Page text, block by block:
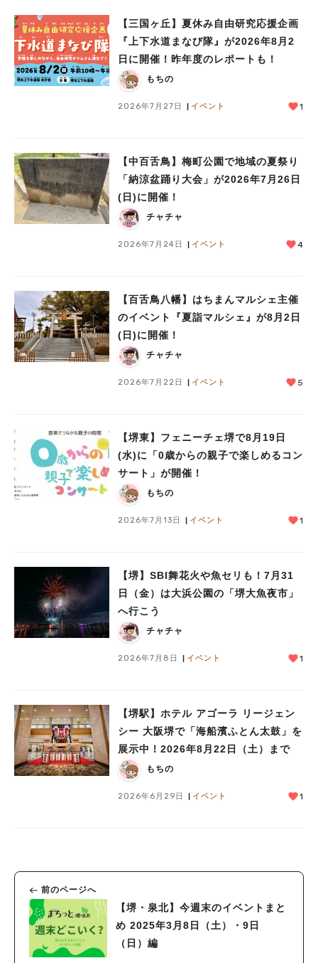
【三国ヶ丘】夏休み自由研究応援企画
『上下水道まなび隊』が2026年8月2
日に開催！昨年度のレポートも！
もちの
2026年7月27日 イベント 1
【中百舌鳥】梅町公園で地域の夏祭り
「納涼盆踊り大会」が2026年7月26日
(日)に開催！
チャチャ
2026年7月24日 イベント 4
【百舌鳥八幡】はちまんマルシェ主催
のイベント『夏詣マルシェ』が8月2日
(日)に開催！
チャチャ
2026年7月22日 イベント 5
【堺東】フェニーチェ堺で8月19日
(水)に「0歳からの親子で楽しめるコン
サート」が開催！
もちの
2026年7月13日 イベント 1
【堺】SBI舞花火や魚セリも！7月31
日（金）は大浜公園の「堺大魚夜市」
へ行こう
チャチャ
2026年7月8日 イベント 1
【堺駅】ホテル アゴーラ リージェン
シー 大阪堺で「海船濱ふとん太鼓」を
展示中！2026年8月22日（土）まで
もちの
2026年6月29日 イベント 1
前のページへ
【堺・泉北】今週末のイベントまと
め 2025年3月8日（土）・9日
（日）編
#あなたはどっち？